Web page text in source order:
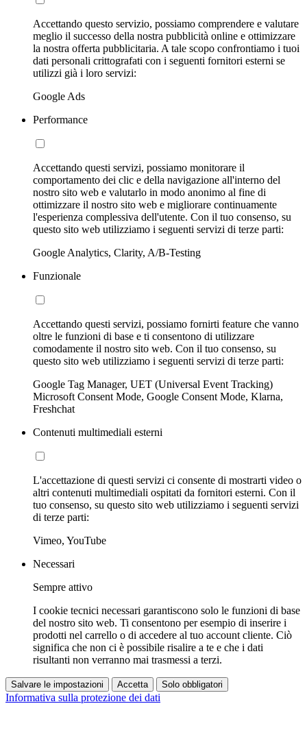
Accettando questo servizio, possiamo comprendere e valutare
meglio il successo della nostra pubblicità online e ottimizzare
la nostra offerta pubblicitaria. A tale scopo confrontiamo i tuoi
dati personali crittografati con i seguenti fornitori esterni se
utilizzi già i loro servizi:
Google Ads
Performance
Accettando questi servizi, possiamo monitorare il
comportamento dei clic e della navigazione all'interno del
nostro sito web e valutarlo in modo anonimo al fine di
ottimizzare il nostro sito web e migliorare continuamente
l'esperienza complessiva dell'utente. Con il tuo consenso, su
questo sito web utilizziamo i seguenti servizi di terze parti:
Google Analytics, Clarity, A/B-Testing
Funzionale
Accettando questi servizi, possiamo fornirti feature che vanno
oltre le funzioni di base e ti consentono di utilizzare
comodamente il nostro sito web. Con il tuo consenso, su
questo sito web utilizziamo i seguenti servizi di terze parti:
Google Tag Manager, UET (Universal Event Tracking)
Microsoft Consent Mode, Google Consent Mode, Klarna,
Freshchat
Contenuti multimediali esterni
L'accettazione di questi servizi ci consente di mostrarti video o
altri contenuti multimediali ospitati da fornitori esterni. Con il
tuo consenso, su questo sito web utilizziamo i seguenti servizi
di terze parti:
Vimeo, YouTube
Necessari
Sempre attivo
I cookie tecnici necessari garantiscono solo le funzioni di base
del nostro sito web. Ti consentono per esempio di inserire i
prodotti nel carrello o di accedere al tuo account cliente. Ciò
significa che non ci è possibile risalire a te e che i dati
risultanti non verranno mai trasmessi a terzi.
Salvare le impostazioni Accetta Solo obbligatori
Informativa sulla protezione dei dati